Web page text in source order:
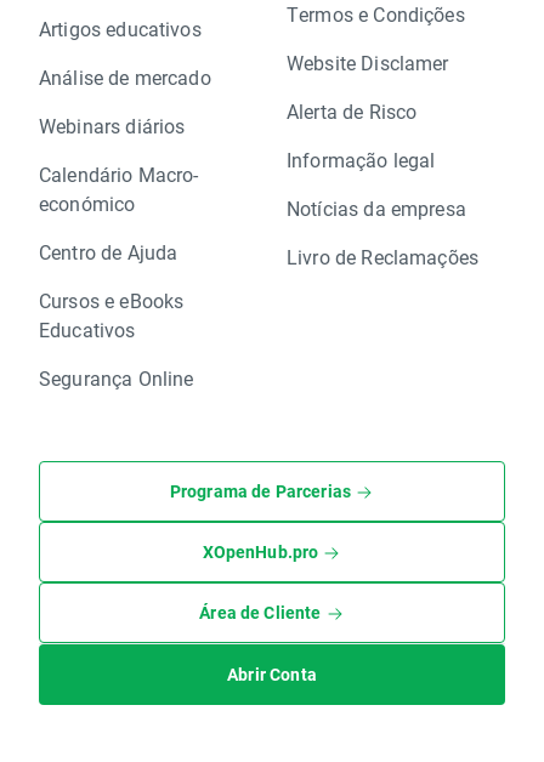
Artigos educativos
Análise de mercado
Webinars diários
Calendário Macro-
económico
Centro de Ajuda
Cursos e eBooks
Educativos
Segurança Online
Termos e Condições
Website Disclamer
Alerta de Risco
Informação legal
Notícias da empresa
Livro de Reclamações
Programa de Parcerias
XOpenHub.pro
Área de Cliente
Abrir Conta